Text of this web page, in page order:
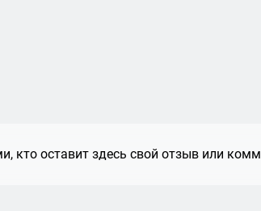
кто оставит здесь свой отзыв или